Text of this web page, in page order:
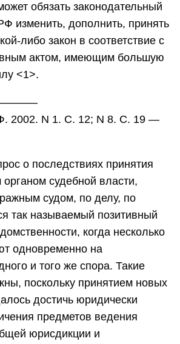
обязать законодательный
изменить, дополнить, принять
либо закон в соответствие с
актом, имеющим большую
<1>.
2002. N 1. С. 12; N 8. С. 19 —
о последствиях принятия
судебной власти,
судом, по делу, по
так называемый позитивный
когда несколько
одновременно на
и того же спора. Такие
поскольку принятием новых
достичь юридически
предметов ведения
юрисдикции и